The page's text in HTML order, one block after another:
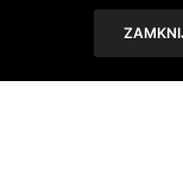
wraz z
fizyczną. Oto